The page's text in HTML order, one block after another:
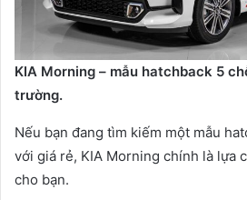
KIA Morning – mẫu hatchback 5
trường.
Nếu bạn đang tìm kiếm một mẫu
với giá rẻ, KIA Morning chính là lựa
cho bạn.